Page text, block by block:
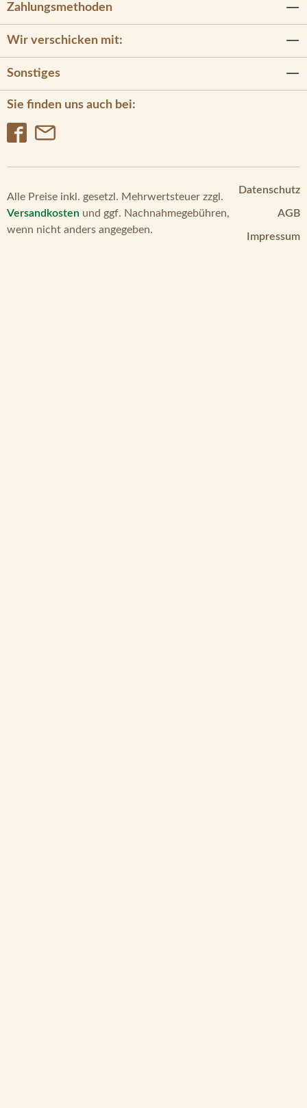
Sie finden uns auch bei:
Zahlungsmethoden
Wir verschicken mit:
Sonstiges
Datenschutz
AGB
Impressum
Alle Preise inkl. gesetzl. Mehrwertsteuer zzgl.
Versandkosten und ggf. Nachnahmegebühren,
wenn nicht anders angegeben.